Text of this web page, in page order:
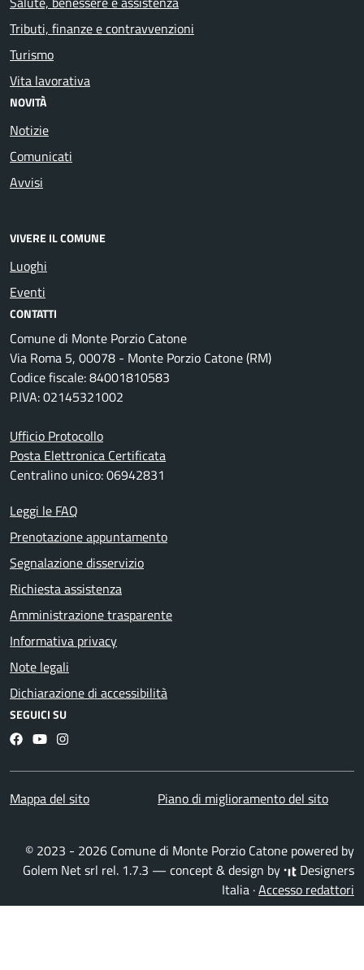
Tributi, finanze e contravvenzioni
Turismo
Vita lavorativa
NOVITÀ
Notizie
Comunicati
Avvisi
VIVERE IL COMUNE
Luoghi
Eventi
CONTATTI
Comune di Monte Porzio Catone
Via Roma 5, 00078 - Monte Porzio Catone (RM)
Codice fiscale: 84001810583
P.IVA: 02145321002
Ufficio Protocollo
Posta Elettronica Certificata
Centralino unico: 06942831
Leggi le FAQ
Prenotazione appuntamento
Segnalazione disservizio
Richiesta assistenza
Amministrazione trasparente
Informativa privacy
Note legali
Dichiarazione di accessibilità
SEGUICI SU
Facebook
YouTubeInstagram
Mappa del sito Piano di miglioramento del sito
© 2023 - 2026 Comune di Monte Porzio Catone powered by
Golem Net srl rel. 1.7.3 — concept & design by
Designers
Italia ·Accesso redattori